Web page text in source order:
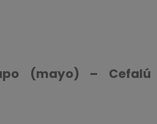
(mayo) – Cefalú